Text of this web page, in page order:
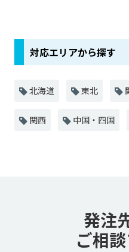
対応エリアから探す
北海道 東北
関西 中国・四国
発注
ご相